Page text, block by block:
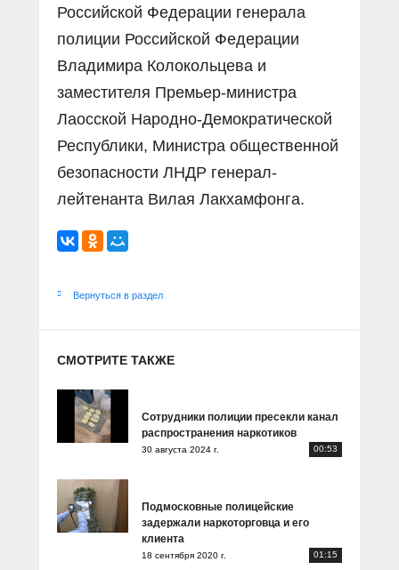
Российской Федерации генерала
полиции Российской Федерации
Владимира Колокольцева и
заместителя Премьер-министра
Лаосской Народно-Демократической
Республики, Министра общественной
безопасности ЛНДР генерал-
лейтенанта Вилая Лакхамфонга.
Вернуться в раздел
СМОТРИТЕ ТАКЖЕ
Сотрудники полиции пресекли канал
распространения наркотиков
30 августа 2024 г. 00:53
Подмосковные полицейские
задержали наркоторговца и его
клиента
18 сентября 2020 г. 01:15